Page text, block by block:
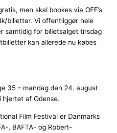
men skal bookes via OFF’s
billetter. Vi offentliggør hele
samtidig for billetsalget tirsdag
kan allerede nu købes
– mandag den 24. august
hjertet af Odense.
Film Festival er Danmarks
, BAFTA- og Robert-